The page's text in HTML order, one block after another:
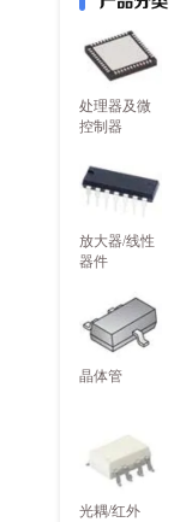
处理器及微
控制器
放大器/线性
器件
晶体管
光耦/红外